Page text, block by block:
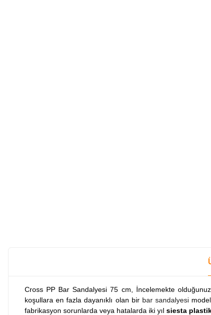
Cross PP Bar Sandalyesi 75 cm, İncelemekte
koşullara en fazla dayanıklı olan bir bar sandalyesi
fabrikasyon sorunlarda veya hatalarda iki yıl siesta